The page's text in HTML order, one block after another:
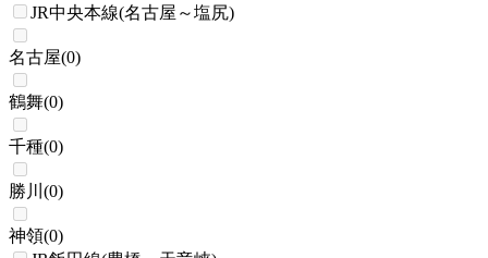
JR中央本線(名古屋～塩尻)
名古屋(0)
鶴舞(0)
千種(0)
勝川 (0)
神領(0)